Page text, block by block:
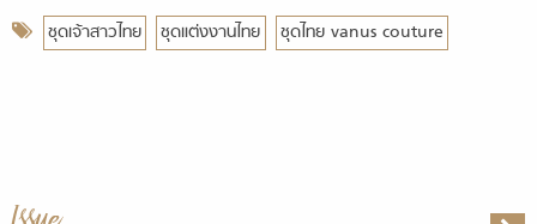
ชุดเจ้าสาวไทย ชุดแต่งงานไทย ชุดไทย vanus couture